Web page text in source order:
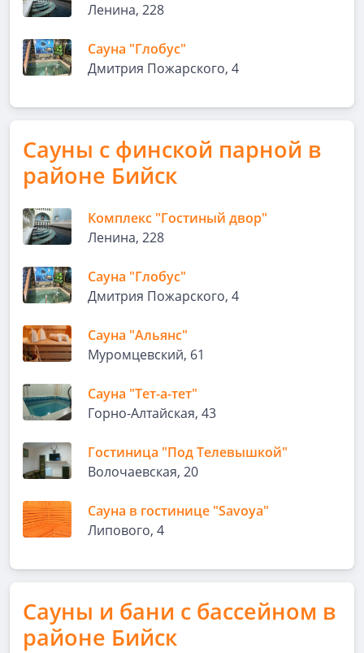
Ленина, 228
Сауна "Глобус"
Дмитрия Пожарского, 4
Сауны с финской парной в
районе Бийск
Комплекс "Гостиный двор"
Ленина, 228
Сауна "Глобус"
Дмитрия Пожарского, 4
Сауна "Альянс"
Муромцевский, 61
Сауна "Тет-а-тет"
Горно-Алтайская, 43
Гостиница "Под Телевышкой"
Волочаевская, 20
Сауна в гостинице "Savoya"
Липового, 4
Сауны и бани с бассейном в
районе Бийск